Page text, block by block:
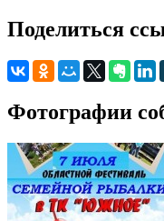
Поделиться
Фотографии